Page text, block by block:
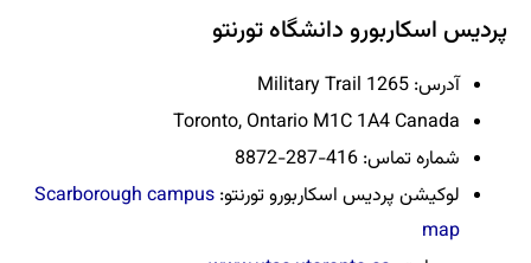
تورنتو
Toronto, Ontario
تورنتو: Scarborough campus